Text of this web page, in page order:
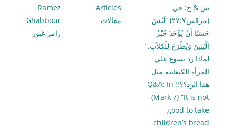
س & ج: في
(مرقس٢٧:٧) “لَيْسَ
حَسَنًا أَنْ يُؤْخَذَ خُبْزُ
الْبَنِينَ وَيُطْرَحَ لِلْكِلاَبِ.”
لماذا رد يسوع علي
المرأة الكنعانية مثل
هذا الرد؟؟!! Q&A: In
(Mark 7) “It is not
good to take
children’s bread
Articles
مقالات
Ramez
Ghabbour
رامز غبور